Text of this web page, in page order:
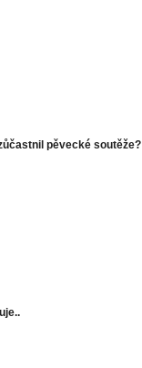
pěvecké soutěže?